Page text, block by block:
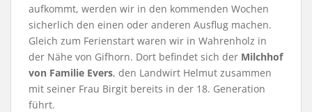
aufkommt, werden wir in den kommenden Wochen
sicherlich den einen oder anderen Ausflug machen.
Gleich zum Ferienstart waren wir in Wahrenholz in
der Nähe von Gifhorn. Dort befindet sich der Milchhof
von Familie Evers, den Landwirt Helmut zusammen
mit seiner Frau Birgit bereits in der 18. Generation
führt.